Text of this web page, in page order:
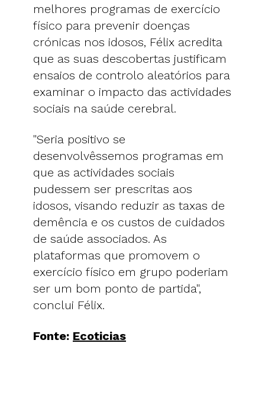
melhores programas de exercício
físico para prevenir doenças
crónicas nos idosos, Félix acredita
que as suas descobertas justificam
ensaios de controlo aleatórios para
examinar o impacto das actividades
sociais na saúde cerebral.
"Seria positivo se
desenvolvêssemos programas em
que as actividades sociais
pudessem ser prescritas aos
idosos, visando reduzir as taxas de
demência e os custos de cuidados
de saúde associados. As
plataformas que promovem o
exercício físico em grupo poderiam
ser um bom ponto de partida",
conclui Félix.
Fonte: Ecoticias